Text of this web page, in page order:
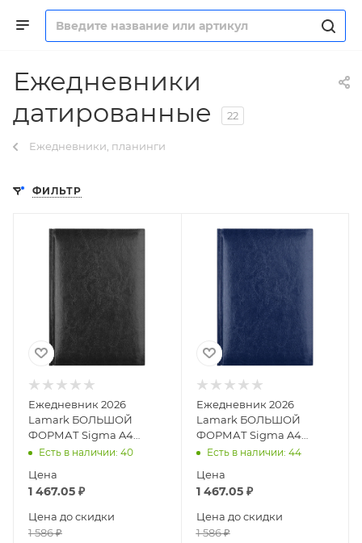
Ежедневники
датированные
22
Ежедневники, планинги
ФИЛЬТР
Ежедневник 2026
Lamark БОЛЬШОЙ
ФОРМАТ Sigma A4
черный, 320 стр.,
перфорация угла
Есть в наличии: 40
Цена
1 467.05 ₽
Цена до скидки
1 586₽
Ежедневник 2026
Lamark БОЛЬШОЙ
ФОРМАТ Sigma A4
синий, 320 стр.,
перфорация угла,
Есть в наличии: 44
Цена
1 467.05₽
Цена до скидки
1 586₽